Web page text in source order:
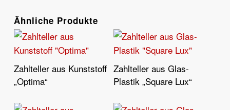
Ähnliche Produkte
Weiterlesen
Zahlteller aus Kunststoff
„Optima“
Weiterlesen
Zahlteller aus Glas-
Plastik „Square Lux“